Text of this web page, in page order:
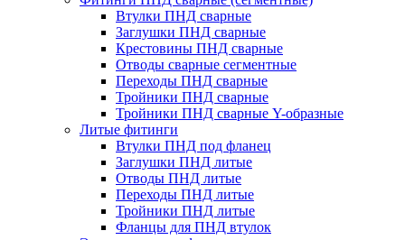
Втулки ПНД сварные
Заглушки ПНД сварные
Крестовины ПНД сварные
Отводы сварные сегментные
Переходы ПНД сварные
Тройники ПНД сварные
Тройники ПНД сварные Y-образные
Литые фитинги
Втулки ПНД под фланец
Заглушки ПНД литые
Отводы ПНД литые
Переходы ПНД литые
Тройники ПНД литые
Фланцы для ПНД втулок